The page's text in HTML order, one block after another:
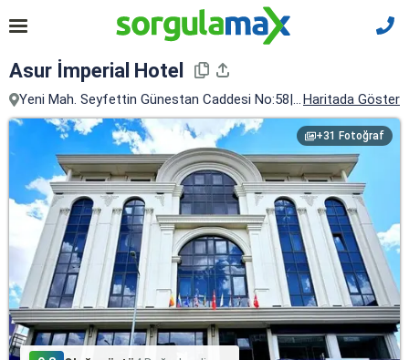
Asur İmperial Hotel
Yeni Mah. Seyfettin Günestan Caddesi No:58|b, Midyat, Mardin
Haritada Göster
+31 Fotoğraf